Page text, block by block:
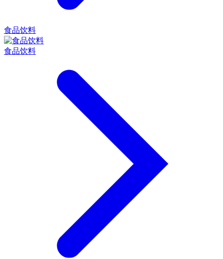
食品饮料
食品饮料